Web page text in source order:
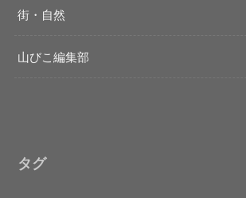
街・自然
山びこ編集部
タグ